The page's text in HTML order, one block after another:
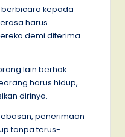
berbicara kepada
harus
demi diterima
lain berhak
harus hidup,
dirinya.
penerimaan
tanpa terus-